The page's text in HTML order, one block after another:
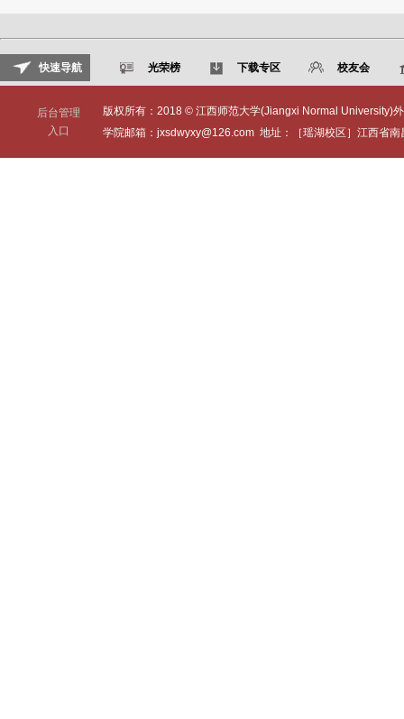
快速导航 光荣榜 下载专区 校友会
后台管理
入口
版权所有：2018 © 江西师范大学(Jiangxi Normal University)
学院邮箱：jxsdwyxy@126.com 地址：［瑶湖校区］江西省